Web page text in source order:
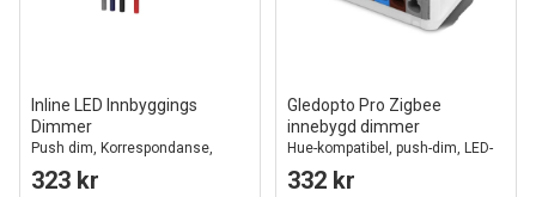
Inline LED Innbyggings
Dimmer
Push dim, Korrespondanse,
Minne, 200W
323 kr
Gledopto Pro Zigbee
innebygd dimmer
Hue-kompatibel, push-dim, LED-
dimmer, 200W, 230V
332 kr